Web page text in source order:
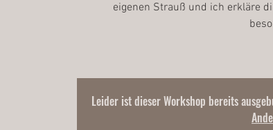
eigenen Strauß und ich erkläre
Leider ist dieser Workshop bereits